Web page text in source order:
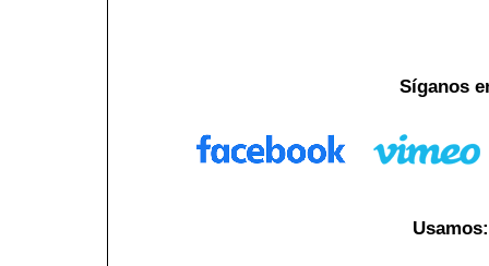
Síganos
Usamos: